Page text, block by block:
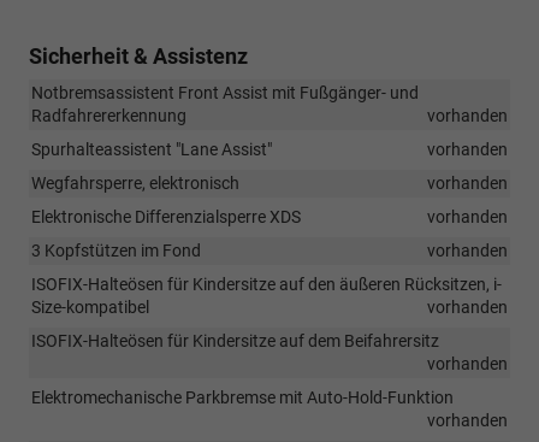
Sicherheit & Assistenz
Notbremsassistent Front Assist mit Fußgänger- und
Radfahrererkennung
vorhanden
Spurhalteassistent "Lane Assist"
vorhanden
Wegfahrsperre, elektronisch
vorhanden
Elektronische Differenzialsperre XDS
vorhanden
3 Kopfstützen im Fond
vorhanden
ISOFIX-Halteösen für Kindersitze auf den äußeren Rücksitzen, i-
Size-kompatibel
vorhanden
ISOFIX-Halteösen für Kindersitze auf dem Beifahrersitz
vorhanden
Elektromechanische Parkbremse mit Auto-Hold-Funktion
vorhanden